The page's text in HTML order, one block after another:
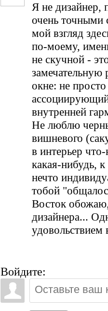
Я не дизайнер,
очень точными
мой взгляд
по-моему,
не скучной -
окне: не
внутренней
Не люблю
вишневого
в интерьер
какая-нибудь,
нечто
тобой
Восток обожаю,
дизайнера...
удовольствием
Войдите: